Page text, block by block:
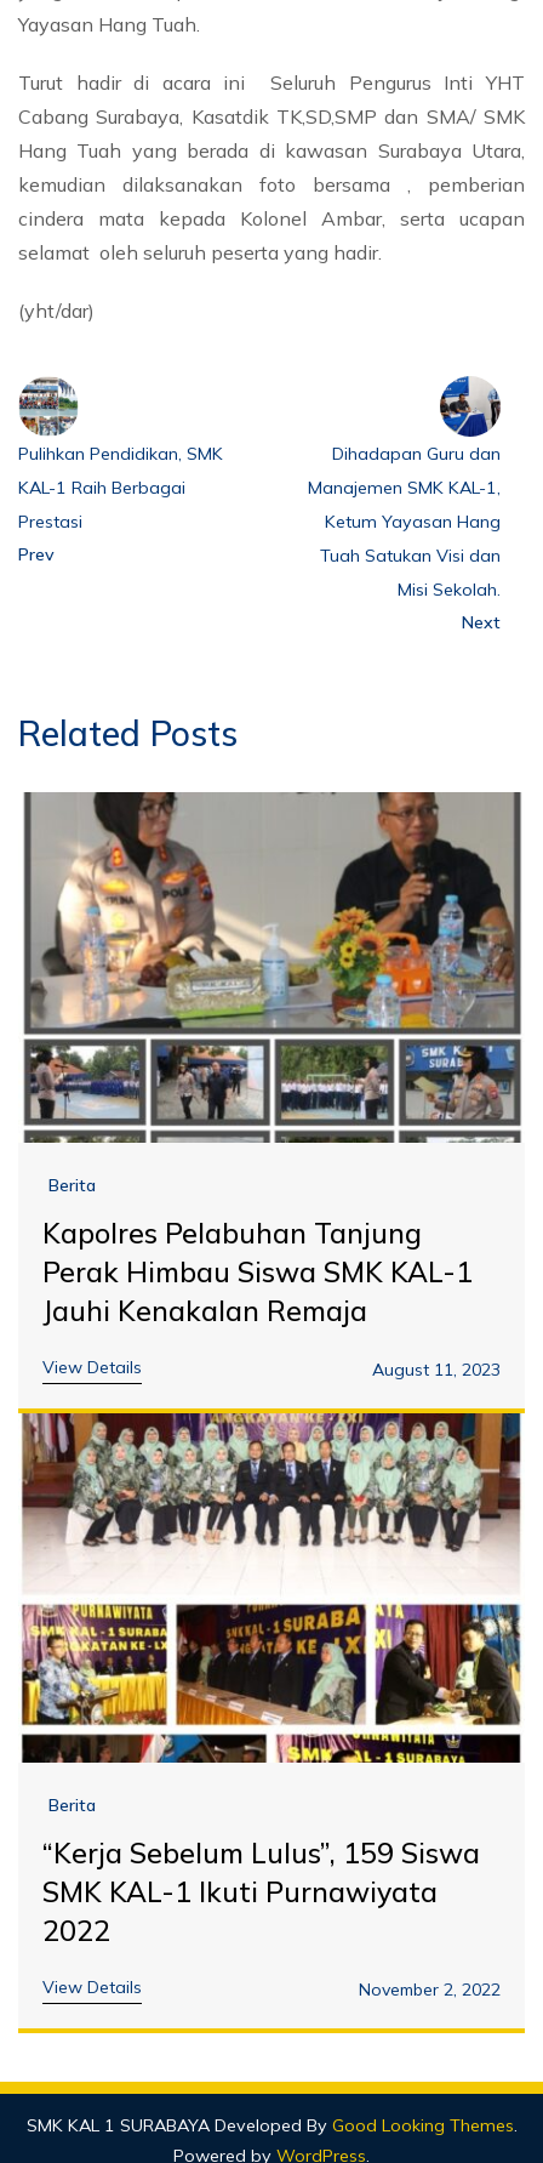
Yayasan Hang Tuah.
Turut hadir di acara ini Seluruh Pengurus Inti YHT
Cabang Surabaya, Kasatdik TK,SD,SMP dan SMA/ SMK
Hang Tuah yang berada di kawasan Surabaya Utara,
kemudian dilaksanakan foto bersama , pemberian
cindera mata kepada Kolonel Ambar, serta ucapan
selamat oleh seluruh peserta yang hadir.
(yht/dar)
Pulihkan Pendidikan, SMK
KAL-1 Raih Berbagai
Prestasi
Prev
Dihadapan Guru dan
Manajemen SMK KAL-1,
Ketum Yayasan Hang
Tuah Satukan Visi dan
Misi Sekolah.
Next
Related Posts
Berita
Kapolres Pelabuhan Tanjung
Perak Himbau Siswa SMK KAL-1
Jauhi Kenakalan Remaja
View Details August 11, 2023
Berita
“Kerja Sebelum Lulus”, 159 Siswa
SMK KAL-1 Ikuti Purnawiyata
2022
View Details November 2, 2022
SMK KAL 1 SURABAYA Developed By Good Looking Themes.
Powered by WordPress.